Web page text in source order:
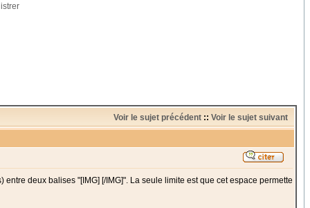
Voir le sujet précédent :: Voir le sujet suivant
deux balises "[IMG] [/IMG]". La seule limite est que cet espace permette